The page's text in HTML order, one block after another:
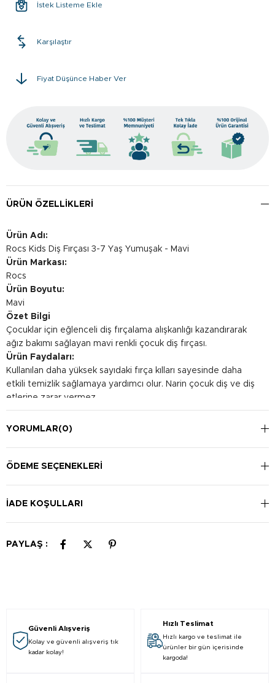
İstek Listeme Ekle
Karşılaştır
Fiyat Düşünce Haber Ver
ÜRÜN ÖZELLIKLERI
Ürün Adı:
Rocs Kids Diş Fırçası 3-7 Yaş Yumuşak - Mavi
Ürün Markası:
Rocs
Ürün Boyutu:
Mavi
Özet Bilgi
Çocuklar için eğlenceli diş fırçalama alışkanlığı kazandırarak
ağız bakımı sağlayan mavi renkli çocuk diş fırçası.
Ürün Faydaları:
Kullanılan daha yüksek sayıdaki fırça kılları sayesinde daha
etkili temizlik sağlamaya yardımcı olur. Narin çocuk diş ve diş
etlerine zarar vermez.
Kullanım Şekli:
Diş fırçası, dişler ve diş etleri boyunca kısa vuruşlarla ileri geri
Fırçanın ucu, üst ve alt ön dişlerin arkasına ulaşmak için dik
YORUMLAR(0)
ÖDEME SEÇENEKLERI
İADE KOŞULLARI
PAYLAŞ :
Güvenli Alışveriş
Kolay ve güvenli alışveriş tık
kadar kolay!
Hızlı Teslimat
Hızlı kargo ve teslimat ile
ürünler bir gün içerisinde
kargoda!